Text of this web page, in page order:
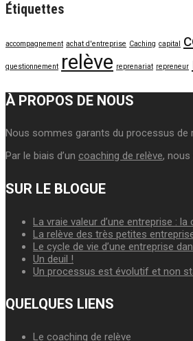
Étiquettes
accompagnement achat d'entreprise Caching capital
questionnement relève reprenariat repreneur
À PROPOS DE NOUS
Nous sommes garants du processus de
Par le biais d’un coaching de relève, nous
SUR LE BLOGUE
La vraie valeur d’une entreprise :
La relève des très petites
Le cycle de vie d’une entreprise
Un deuil !
Un processus est évolutif et non
QUELQUES LIENS
Le coaching de relève